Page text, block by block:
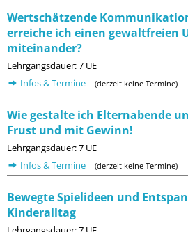
Wertschätzende
erreiche ich einen gewaltfreien
miteinander?
Lehrgangsdauer: 7 UE
Infos & Termine
(derzeit keine Termine)
Wie gestalte ich Elternabende
Frust und mit Gewinn!
Lehrgangsdauer: 7 UE
Infos & Termine
(derzeit keine Termine)
Bewegte Spielideen und
Kinderalltag